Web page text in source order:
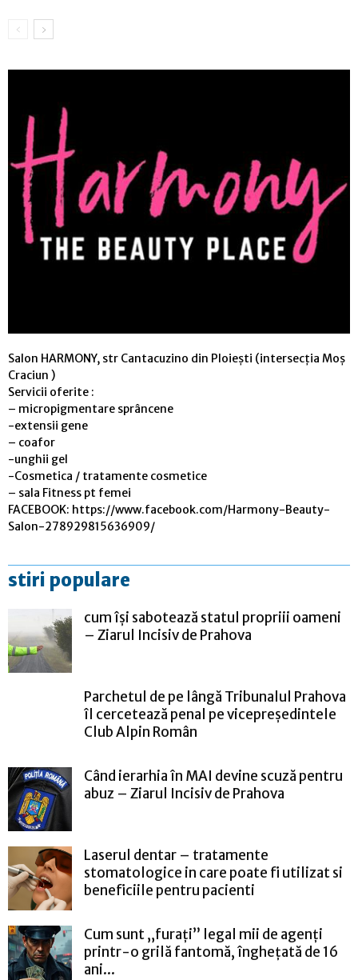
Salon HARMONY, str Cantacuzino din Ploiești (intersecția Moș
Craciun )
Servicii oferite :
– micropigmentare sprâncene
-extensii gene
– coafor
-unghii gel
-Cosmetica / tratamente cosmetice
– sala Fitness pt femei
FACEBOOK: https://www.facebook.com/Harmony-Beauty-
Salon-278929815636909/
stiri populare
cum își sabotează statul propriii oameni
– Ziarul Incisiv de Prahova
Parchetul de pe lângă Tribunalul Prahova
îl cercetează penal pe vicepreședintele
Club Alpin Român
Când ierarhia în MAI devine scuză pentru
abuz – Ziarul Incisiv de Prahova
Laserul dentar – tratamente
stomatologice in care poate fi utilizat si
beneficiile pentru pacienti
Cum sunt „furați” legal mii de agenți
printr-o grilă fantomă, înghețată de 16
ani...